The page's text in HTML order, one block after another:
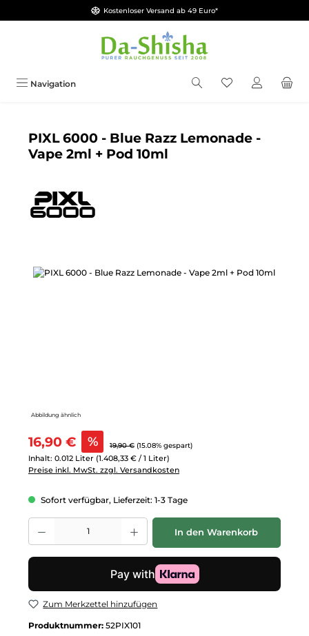
Zum Hauptinhalt springenKostenloser Versand ab 49 Euro*
Navigation Du hast 0
PIXL 6000 - Blue Razz Lemonade -
Vape 2ml + Pod 10ml
Bildergalerie überspringen
Abbildung ähnlich
Verkaufspreis:
16,90 € % Regulärer Preis:
19,90 € (15.08% gespart)
Inhalt: 0.012 Liter (1.408,33 € / 1 Liter)
Preise inkl. MwSt. zzgl. Versandkosten
Sofort verfügbar, Lieferzeit: 1-3 Tage
Produkt Anzahl: Gib den gewünschten Wert ein oder benutze die
In den Warenkorb
Zum Merkzettel hinzufügen
Produktnummer: 52PIX101